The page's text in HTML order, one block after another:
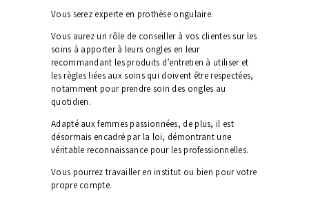
Vous serez experte en prothèse ongulaire.
Vous aurez un rôle de conseiller à vos clientes sur les
soins à apporter à leurs ongles en leur
recommandant les produits d’entretien à utiliser et
les règles liées aux soins qui doivent être respectées,
notamment pour prendre soin des ongles au
quotidien.
Adapté aux femmes passionnées, de plus, il est
désormais encadré par la loi, démontrant une
véritable reconnaissance pour les professionnelles.
Vous pourrez travailler en institut ou bien pour votre
propre compte.